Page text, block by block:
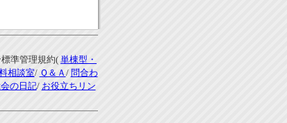
準管理規約(単棟型・
相談室/ Ｑ＆Ａ / 問合わ
の日記/ お役立ちリン